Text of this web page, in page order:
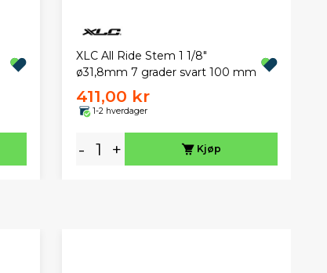
XLC All Ride Stem 1 1/8"
ø31,8mm 7 grader svart 100 mm
411,00 kr
1-2 hverdager
- + Kjøp